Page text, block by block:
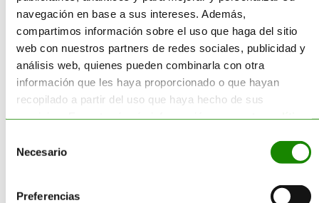
navegación en base a sus intereses. Además,
compartimos información sobre el uso que haga del sitio
web con nuestros partners de redes sociales, publicidad y
análisis web, quienes pueden combinarla con otra
información que les haya proporcionado o que hayan
recopilado a partir del uso que haya hecho de sus
Necesario
Preferencias
Proyecto de Clasificación,
Pretratamiento, Procesado,
Deslaminado y Transformado de
polímeros a partir de residuos
plásticos urbanos.
Entidades colaboradoras:CDTI,